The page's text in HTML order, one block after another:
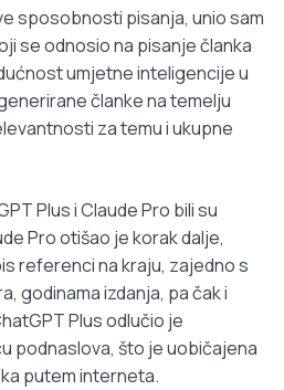
sposobnosti pisanja, unio sam
se odnosio na pisanje članka
umjetne inteligencije u
članke na temelju
za temu i ukupne
Plus i Claude Pro bili su
Pro otišao je korak dalje,
referenci na kraju, zajedno s
godinama izdanja, pa čak i
Plus odlučio je
podnaslova, što je uobičajena
putem interneta.